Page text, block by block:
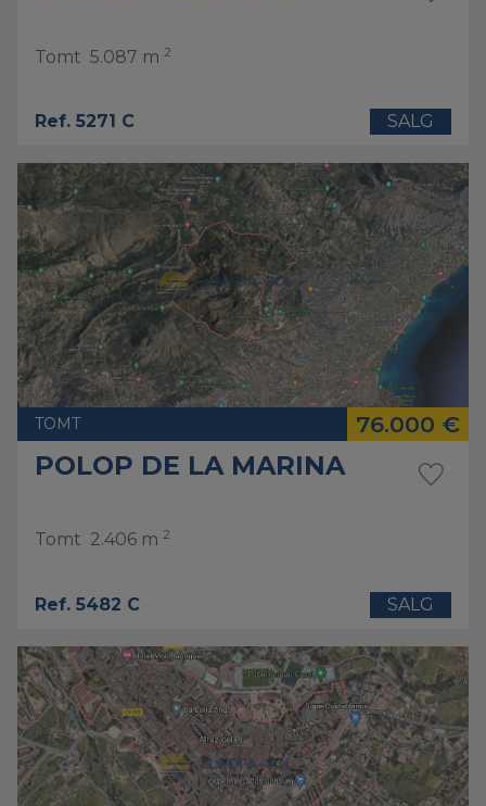
Tomt 5.087 m 2
Ref. 5271 C SALG
TOMT 76.000 €
POLOP DE LA MARINA
Tomt 2.406 m 2
Ref. 5482 C SALG